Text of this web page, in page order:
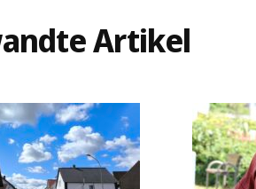
Artikel